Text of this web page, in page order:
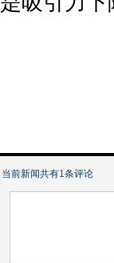
当前新闻共有1条评论